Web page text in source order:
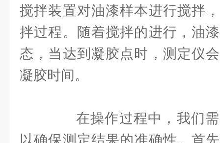
搅拌装置对油漆样本进行搅拌
拌过程。随着搅拌的进行，油
态，当达到凝胶点时，测定仪
凝胶时间。
在操作过程中，我们需
以确保测定结果的准确性。首